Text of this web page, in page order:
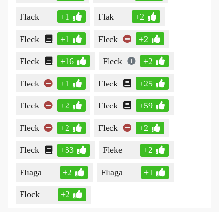
Flack +1 Flak +2
Fleck +1 Fleck +2
Fleck +16 Fleck +2
Fleck +1 Fleck +25
Fleck +2 Fleck +59
Fleck +2 Fleck +2
Fleck +33 Fleke +2
Fliaga +2 Fliaga +1
Flock +2